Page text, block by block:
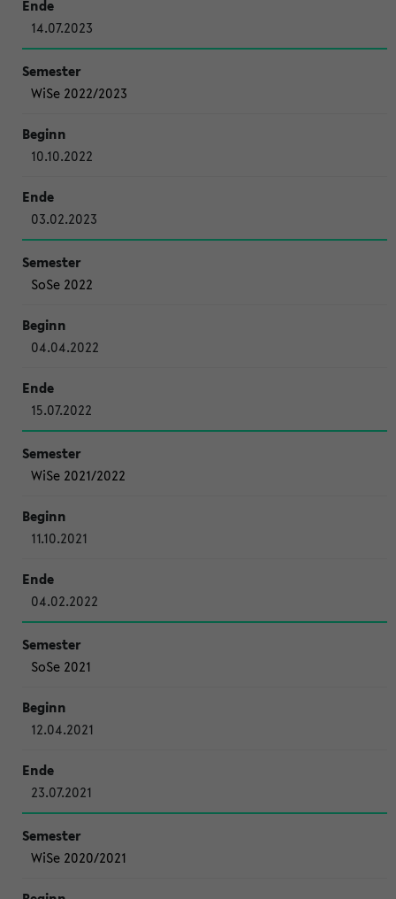
14.07.2023
WiSe 2022/2023
10.10.2022
03.02.2023
SoSe 2022
04.04.2022
15.07.2022
WiSe 2021/2022
11.10.2021
04.02.2022
SoSe 2021
12.04.2021
23.07.2021
WiSe 2020/2021